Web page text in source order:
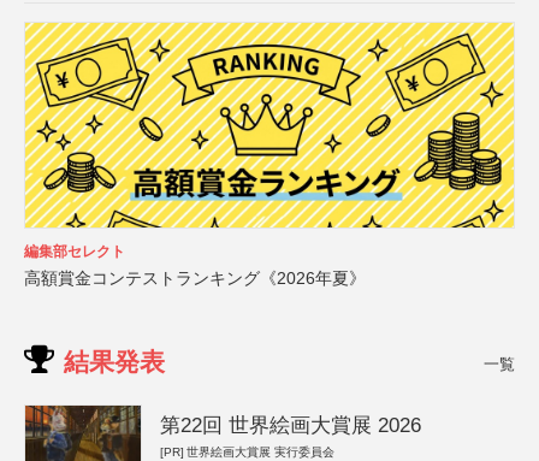
編集部セレクト
高額賞金コンテストランキング《2026年夏》
結果発表 一覧
第22回 世界絵画大賞展 2026
[PR] 世界絵画大賞展 実行委員会